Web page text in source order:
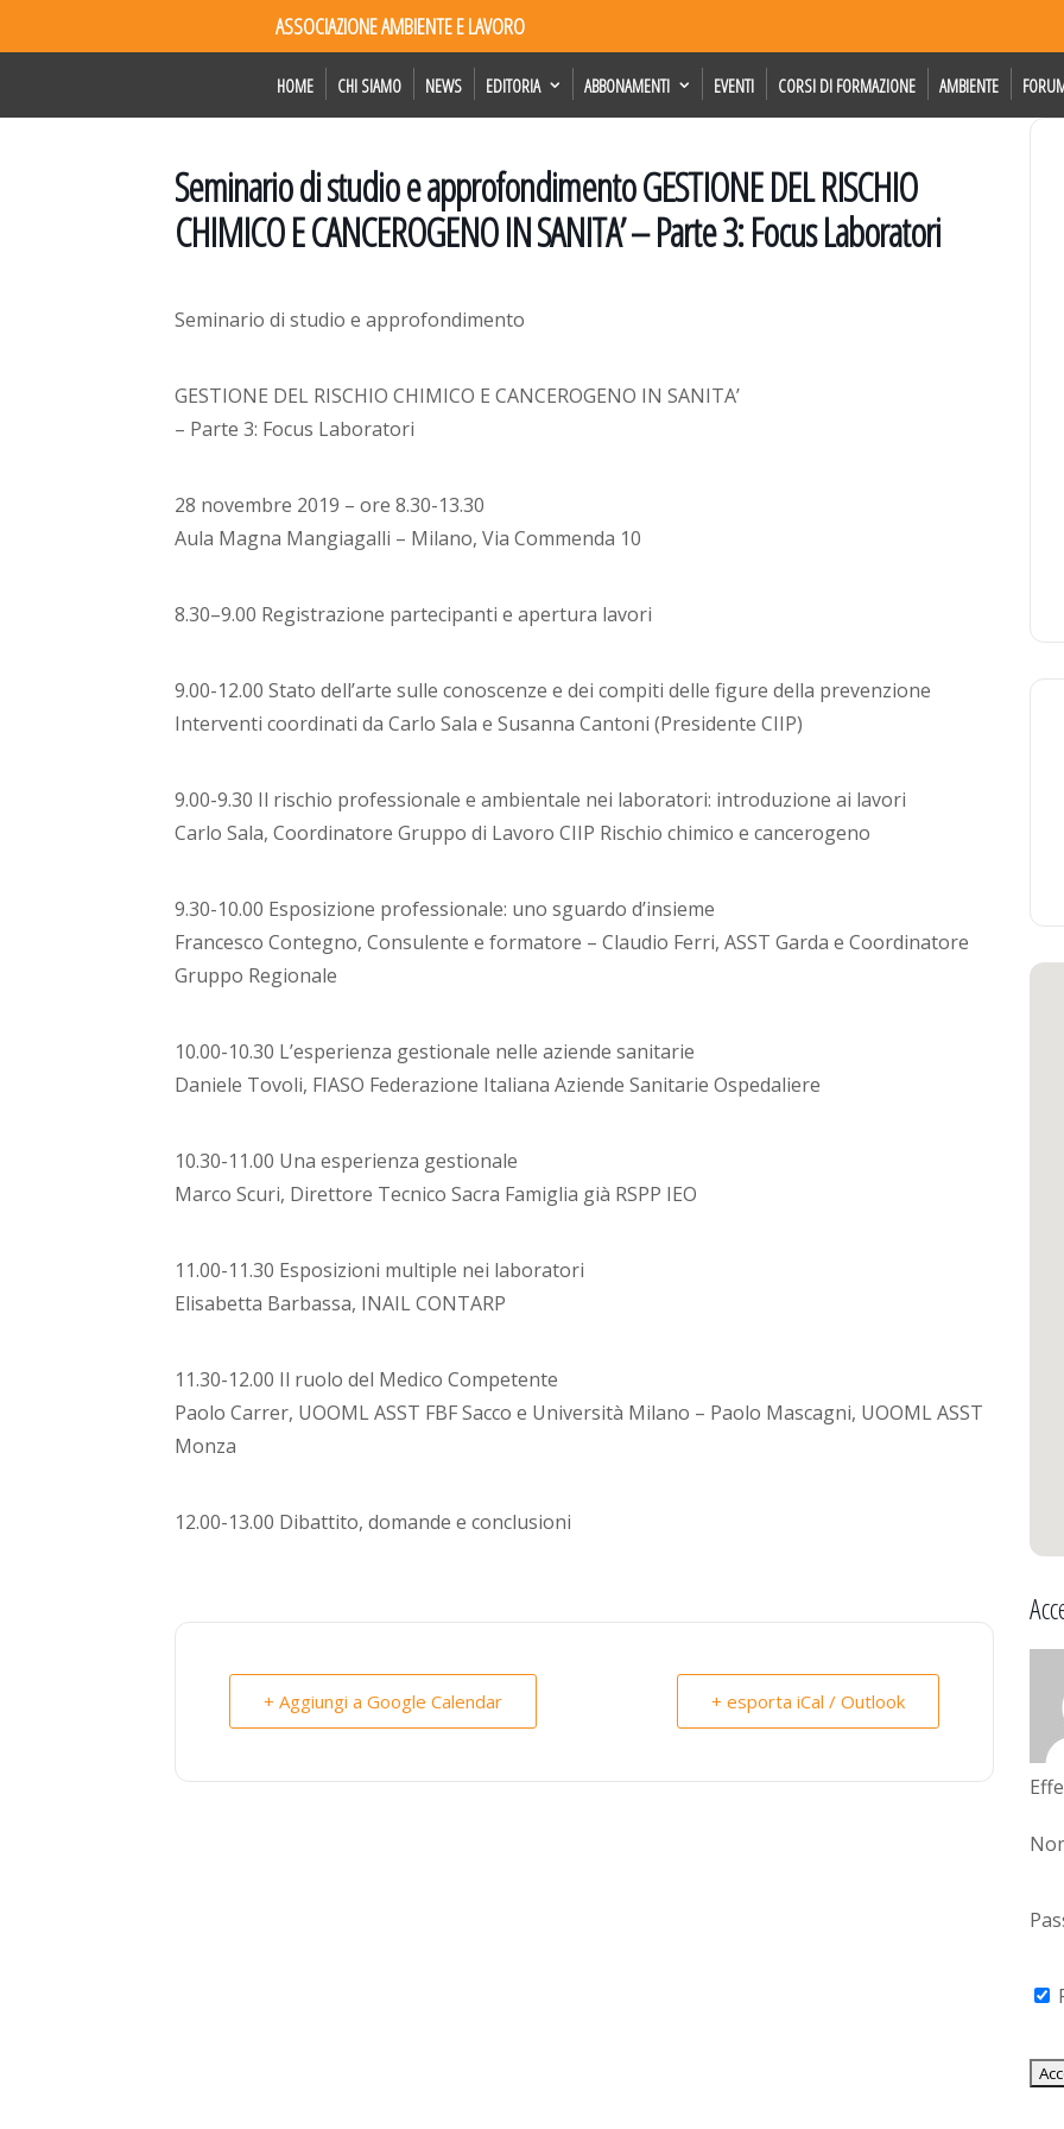
ASSOCIAZIONE AMBIENTE E LAVORO
HOME CHI SIAMO NEWS EDITORIA ABBONAMENTI EVENTI CORSI DI FORMAZIONE AMBIENTE
Seminario di studio e approfondimento GESTIONE DEL RISCHIO
CHIMICO E CANCEROGENO IN SANITA’ – Parte 3: Focus Laboratori
Seminario di studio e approfondimento
GESTIONE DEL RISCHIO CHIMICO E CANCEROGENO IN SANITA’
– Parte 3: Focus Laboratori
28 novembre 2019 – ore 8.30-13.30
Aula Magna Mangiagalli – Milano, Via Commenda 10
8.30–9.00 Registrazione partecipanti e apertura lavori
9.00-12.00 Stato dell’arte sulle conoscenze e dei compiti delle figure della prevenzione
Interventi coordinati da Carlo Sala e Susanna Cantoni (Presidente CIIP)
9.00-9.30 Il rischio professionale e ambientale nei laboratori: introduzione ai lavori
Carlo Sala, Coordinatore Gruppo di Lavoro CIIP Rischio chimico e cancerogeno
9.30-10.00 Esposizione professionale: uno sguardo d’insieme
Francesco Contegno, Consulente e formatore – Claudio Ferri, ASST Garda e Coordinatore
Gruppo Regionale
10.00-10.30 L’esperienza gestionale nelle aziende sanitarie
Daniele Tovoli, FIASO Federazione Italiana Aziende Sanitarie Ospedaliere
10.30-11.00 Una esperienza gestionale
Marco Scuri, Direttore Tecnico Sacra Famiglia già RSPP IEO
11.00-11.30 Esposizioni multiple nei laboratori
Elisabetta Barbassa, INAIL CONTARP
11.30-12.00 Il ruolo del Medico Competente
Paolo Carrer, UOOML ASST FBF Sacco e Università Milano – Paolo Mascagni, UOOML ASST
Monza
12.00-13.00 Dibattito, domande e conclusioni
+ Aggiungi a Google Calendar + esporta iCal / Outlook